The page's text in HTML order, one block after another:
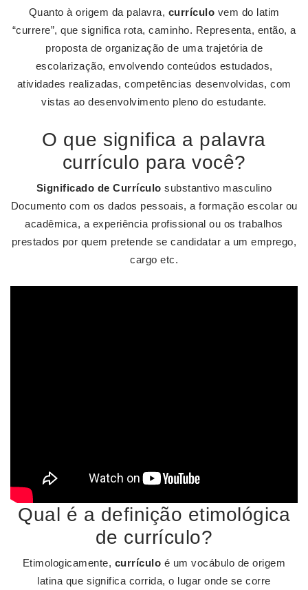
Quanto à origem da palavra, currículo vem do latim
“currere”, que significa rota, caminho. Representa, então, a
proposta de organização de uma trajetória de
escolarização, envolvendo conteúdos estudados,
atividades realizadas, competências desenvolvidas, com
vistas ao desenvolvimento pleno do estudante.
O que significa a palavra
currículo para você?
Significado de Currículo substantivo masculino
Documento com os dados pessoais, a formação escolar ou
acadêmica, a experiência profissional ou os trabalhos
prestados por quem pretende se candidatar a um emprego,
cargo etc.
Qual é a definição etimológica
de currículo?
Etimologicamente, currículo é um vocábulo de origem
latina que significa corrida, o lugar onde se corre